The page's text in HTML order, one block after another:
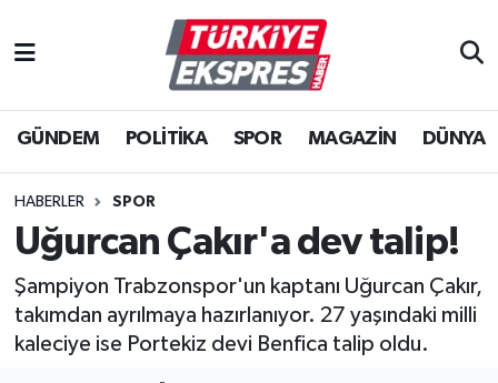
GÜNDEM POLİTİKA SPOR MAGAZİN DÜNYA
HABERLER SPOR
Uğurcan Çakır'a dev talip!
Şampiyon Trabzonspor'un kaptanı Uğurcan Çakır,
takımdan ayrılmaya hazırlanıyor. 27 yaşındaki milli
kaleciye ise Portekiz devi Benfica talip oldu.
İstanbul Nöbetçi Eczaneler
İstanbul Hava Durumu
İstanbul Namaz Vakitleri
İstanbul Trafik Yoğunluk Haritası
Süper Lig Puan Durumu ve Fikstür